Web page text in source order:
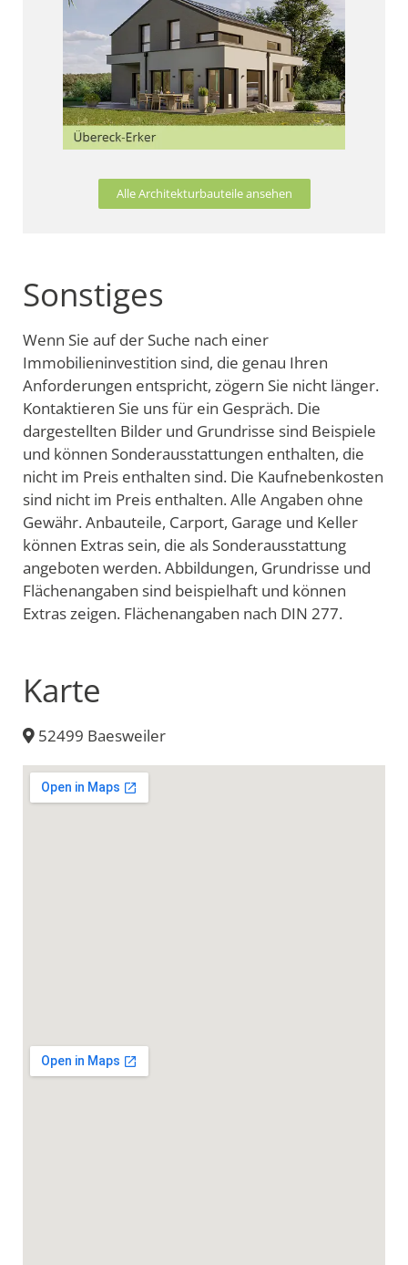
Alle Architekturbauteile ansehen
Sonstiges
Wenn Sie auf der Suche nach einer
Immobilieninvestition sind, die genau Ihren
Anforderungen entspricht, zögern Sie nicht länger.
Kontaktieren Sie uns für ein Gespräch. Die
dargestellten Bilder und Grundrisse sind Beispiele
und können Sonderausstattungen enthalten, die
nicht im Preis enthalten sind. Die Kaufnebenkosten
sind nicht im Preis enthalten. Alle Angaben ohne
Gewähr. Anbauteile, Carport, Garage und Keller
können Extras sein, die als Sonderausstattung
angeboten werden. Abbildungen, Grundrisse und
Flächenangaben sind beispielhaft und können
Extras zeigen. Flächenangaben nach DIN 277.
Karte
52499 Baesweiler